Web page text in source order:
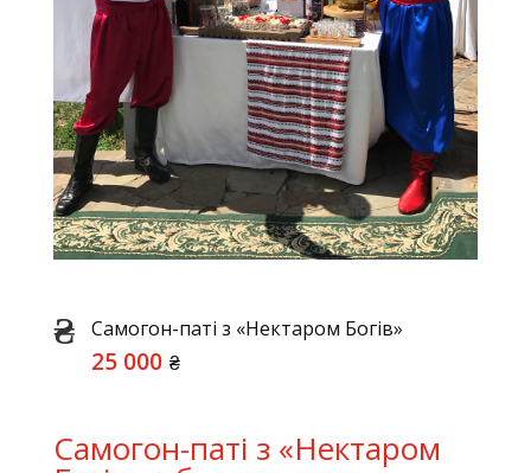
Самогон-паті з «Нектаром Богів»
25 000 ₴
Самогон-паті з «Нектаром